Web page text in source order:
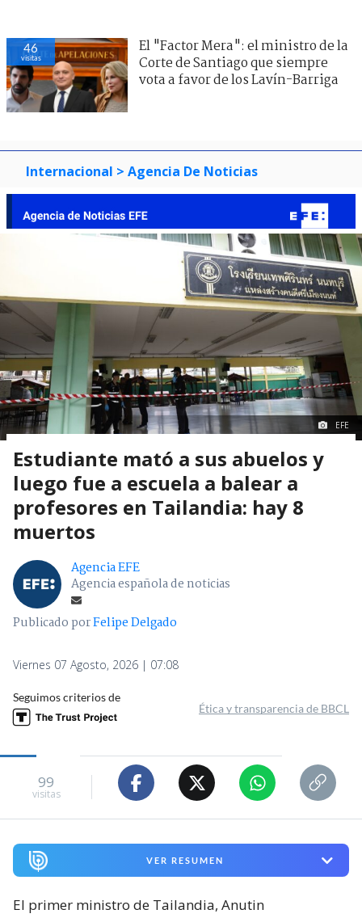
46
visitas
El "Factor Mera": el ministro de la
Corte de Santiago que siempre
vota a favor de los Lavín-Barriga
Internacional > Agencia De Noticias
EFE
Estudiante mató a sus abuelos y
luego fue a escuela a balear a
profesores en Tailandia: hay 8
muertos
Agencia EFE
Agencia española de noticias
Publicado porFelipe Delgado
Viernes 07 Agosto, 2026 | 07:08
Seguimos criterios de
Ética y transparencia de BBCL
99
visitas
VER RESUMEN
El primer ministro de Tailandia, Anutin